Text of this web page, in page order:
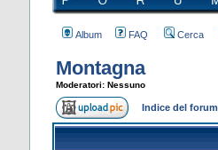
Album FAQ Cerca
Montagna
Moderatori: Nessuno
Indice del forum